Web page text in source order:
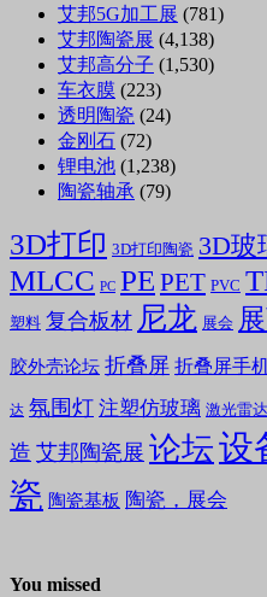
艾邦5G加工展 (781)
艾邦陶瓷展 (4,138)
艾邦高分子 (1,530)
车衣膜 (223)
透明陶瓷 (24)
金刚石 (72)
锂电池 (1,238)
陶瓷轴承 (79)
3D打印 3D打印陶瓷 3D玻
MLCC PC PE PET PVC
塑料 复合板材 尼龙 展会
胶外壳论坛 折叠屏 折叠屏手
达 氛围灯 注塑仿玻璃 激光雷达
造 艾邦陶瓷展 论坛设
瓷 陶瓷基板 陶瓷，展会
You missed